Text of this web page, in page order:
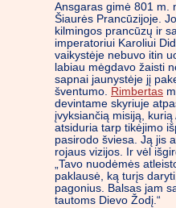
Ansgaras gimė 801 m.
Šiaurės Prancūzijoje.
kilmingos prancūzų ir
imperatoriui Karoliui
vaikystėje nebuvo itin
labiau mėgdavo žaisti
sapnai jaunystėje jį
šventumo. Rimbertas
devintame skyriuje
įvyksiančią misiją,
atsiduria tarp tikėjimo
pasirodo šviesa. Ją jis
rojaus vizijos. Ir vėl
„Tavo nuodėmės
paklausė, ką turįs
pagonius. Balsas jam
tautoms Dievo Žodį.“